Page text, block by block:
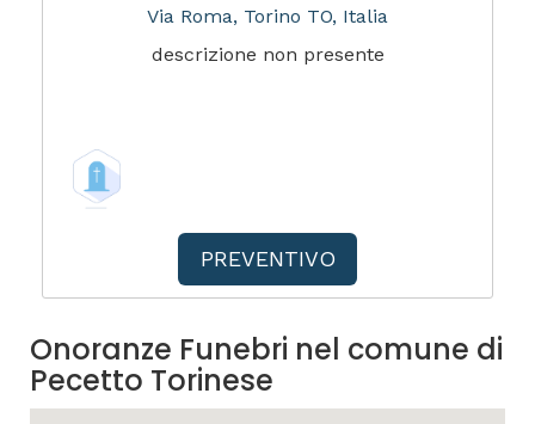
Via Roma, Torino TO, Italia
descrizione non presente
PREVENTIVO
Onoranze Funebri nel comune di
Pecetto Torinese